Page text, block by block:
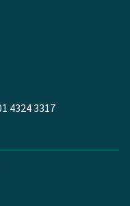
4324 3317